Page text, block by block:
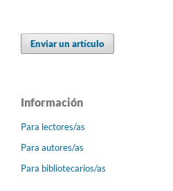
Enviar un artículo
Información
Para lectores/as
Para autores/as
Para bibliotecarios/as